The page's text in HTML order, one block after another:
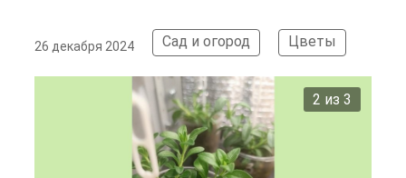
26 декабря 2024 Сад и огород Цветы
2 из 3